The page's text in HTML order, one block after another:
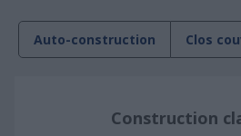
Auto-construction Clos
Construction